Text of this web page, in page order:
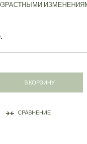
В КОРЗИНУ
СРАВНЕНИЕ